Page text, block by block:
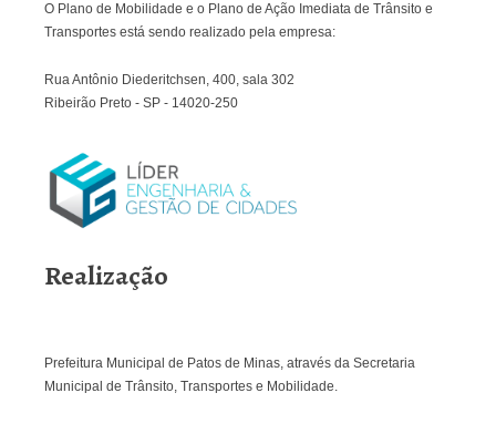
O Plano de Mobilidade e o Plano de Ação Imediata de Trânsito e
Transportes está sendo realizado pela empresa:
Rua Antônio Diederitchsen, 400, sala 302
Ribeirão Preto - SP - 14020-250
Realização
Prefeitura Municipal de Patos de Minas, através da Secretaria
Municipal de Trânsito, Transportes e Mobilidade.